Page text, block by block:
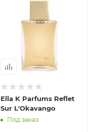
Ella K Parfums Reflet
Sur L'Okavango
Под заказ